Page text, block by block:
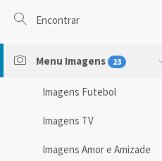
Encontrar
Menu Imagens 23
Imagens Futebol
Imagens TV
Imagens Amor e Amizade